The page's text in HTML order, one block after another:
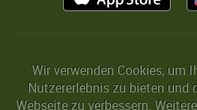
Wir verwenden Cookies, um
Nutzererlebnis zu bieten und
Webseite zu verbessern.